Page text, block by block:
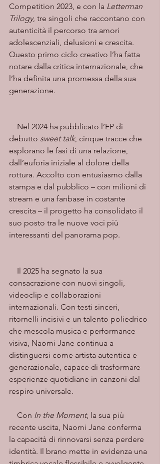
Competition 2023, e con la Letterman
Trilogy, tre singoli che raccontano con
autenticità il percorso tra amori
adolescenziali, delusioni e crescita.
Questo primo ciclo creativo l’ha fatta
notare dalla critica internazionale, che
l’ha definita una promessa della sua
generazione.
debutto sweet talk, cinque tracce che
esplorano le fasi di una relazione,
dall’euforia iniziale al dolore della
rottura. Accolto con entusiasmo dalla
stampa e dal pubblico – con milioni di
stream e una fanbase in costante
crescita – il progetto ha consolidato il
suo posto tra le nuove voci più
interessanti del panorama pop.
consacrazione con nuovi singoli,
videoclip e collaborazioni
internazionali. Con testi sinceri,
ritornelli incisivi e un talento poliedrico
che mescola musica e performance
visiva, Naomi Jane continua a
distinguersi come artista autentica e
generazionale, capace di trasformare
esperienze quotidiane in canzoni dal
respiro universale.
    Con
In the Moment, la sua più
recente uscita, Naomi Jane conferma
la capacità di rinnovarsi senza perdere
identità. Il brano mette in evidenza una